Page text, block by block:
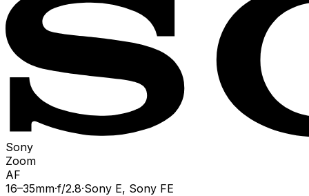
Sony
Zoom
AF
16–35mm·f/2.8·Sony E, Sony FE